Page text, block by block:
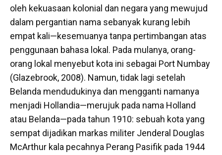
oleh kekuasaan kolonial dan negara yang mewujud
dalam pergantian nama sebanyak kurang lebih
empat kali—kesemuanya tanpa pertimbangan atas
penggunaan bahasa lokal. Pada mulanya, orang-
orang lokal menyebut kota ini sebagai Port Numbay
(Glazebrook, 2008). Namun, tidak lagi setelah
Belanda mendudukinya dan mengganti namanya
menjadi Hollandia—merujuk pada nama Holland
atau Belanda—pada tahun 1910: sebuah kota yang
sempat dijadikan markas militer Jenderal Douglas
McArthur kala pecahnya Perang Pasifik pada 1944